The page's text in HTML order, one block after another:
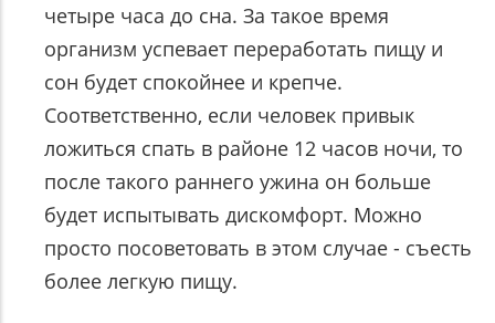
четыре часа до сна. За такое время
организм успевает переработать пищу и
сон будет спокойнее и крепче.
Соответственно, если человек привык
ложиться спать в районе 12 часов ночи, то
после такого раннего ужина он больше
будет испытывать дискомфорт. Можно
просто посоветовать в этом случае - съесть
более легкую пищу.